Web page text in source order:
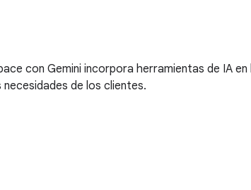
con Gemini incorpora herramientas de IA en
de los clientes.